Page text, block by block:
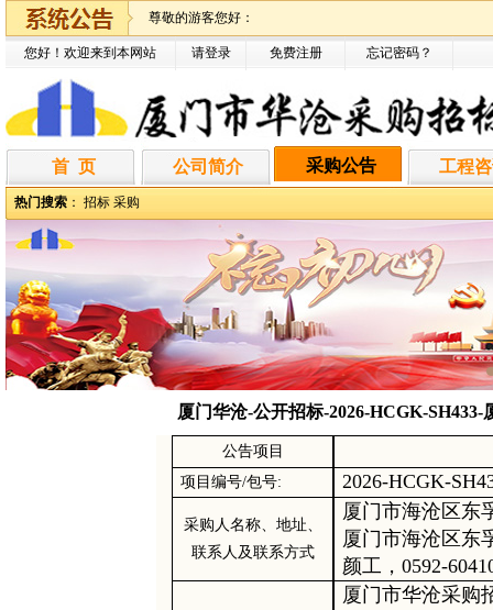
尊敬的游客您好：
您好！欢迎来到本网站 请登录 免费注册 忘记密码？
首 页 公司简介 采购公告 工程
热门搜索 ： 招标 采购
厦门华沧-公开招标-2026-HCGK-
公告项目
项目编号/包号: 2026-HCGK-
采购人名称、地址、
联系人及联系方式
厦门市海沧区东
厦门市海沧区东
颜工， 0592-
厦门市华沧采购